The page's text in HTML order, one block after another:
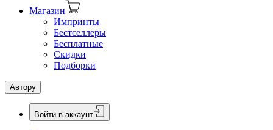
Магазин
Импринты
Бестселлеры
Бесплатные
Скидки
Подборки
Автору
Войти в аккаунт